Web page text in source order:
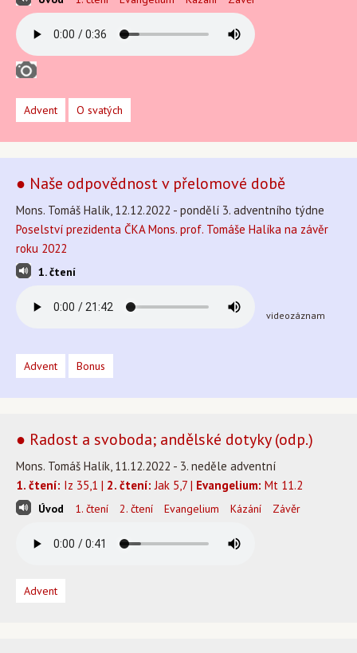
Advent O svatých
● Naše odpovědnost v přelomové době
Mons. Tomáš Halík, 12.12.2022 - pondělí 3. adventního týdne
Poselství prezidenta ČKA Mons. prof. Tomáše Halíka na závěr
roku 2022
1. čtení
videozáznam
Advent Bonus
● Radost a svoboda; andělské dotyky (odp.)
Mons. Tomáš Halík, 11.12.2022 - 3. neděle adventní
1. čtení: Iz 35,1 | 2. čtení: Jak 5,7 | Evangelium: Mt 11.2
Úvod 1. čtení 2. čtení Evangelium Kázání Závěr
Advent